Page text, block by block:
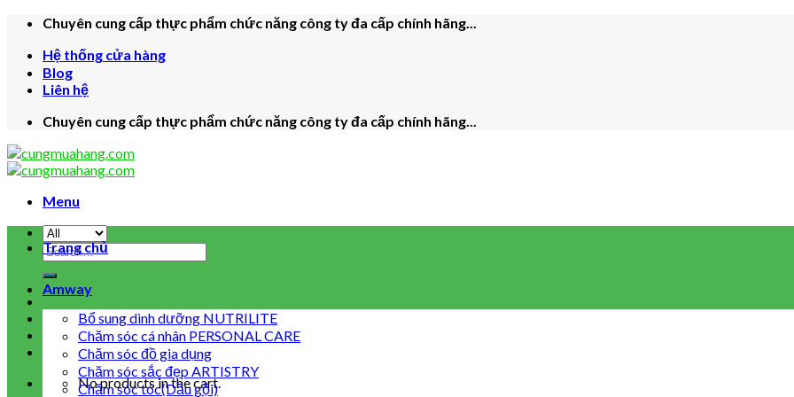
Skip
content
Chuyên cung cấp thực phẩm chức năng công ty đa cấp chính hãng...
Hệ thống cửa hàng
Blog
Liên hệ
Chuyên cung cấp thực phẩm chức năng công ty đa cấp chính hãng...
Menu
Search
for:
No products in the cart.
Trang chủ
Amway
Bổ sung dinh dưỡng NUTRILITE
Chăm sóc cá nhân PERSONAL CARE
Chăm sóc đồ gia dụng
Chăm sóc sắc đẹp ARTISTRY
Chăm sóc tóc(Dầu gội)